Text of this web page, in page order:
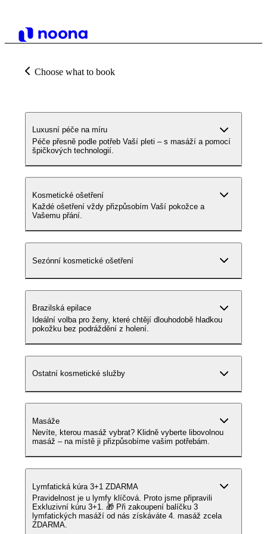
Choose what to book
Luxusní péče na míru
Péče přesně podle potřeb Vaší pleti – s masáží a pomocí
špičkových technologií.
Kosmetické ošetření
Každé ošetření vždy přizpůsobím Vaší pokožce a
Vašemu přání.
Sezónní kosmetické ošetření
Brazilská epilace
Ideální volba pro ženy, které chtějí dlouhodobě hladkou
pokožku bez podráždění z holení.
Ostatní kosmetické služby
Masáže
Nevíte, kterou masáž vybrat? Klidně vyberte libovolnou
masáž – na místě ji přizpůsobíme vašim potřebám.
Lymfatická kúra 3+1 ZDARMA
Pravidelnost je u lymfy klíčová. Proto jsme připravili
Exkluzivní kúru 3+1. 🎁 Při zakoupení balíčku 3
lymfatických masáží od nás získáváte 4. masáž zcela
ZDARMA.